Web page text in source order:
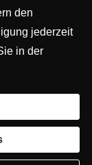
den
jederzeit
in der